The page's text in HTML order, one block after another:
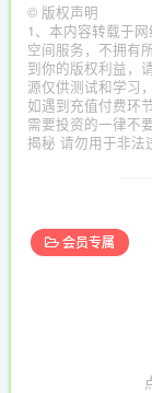
© 版权声明
1、本内容转载于
空间服务，不拥有
到你的版权利益，
源仅供测试和学习
如遇到充值付费环
需要投资的一律不
揭秘 请勿用于非法
会员专属